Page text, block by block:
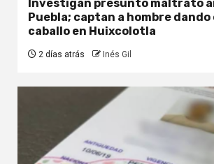
Investigan presunto maltrato
Puebla; captan a hombre dando
caballo en Huixcolotla
2 días atrás Inés Gil